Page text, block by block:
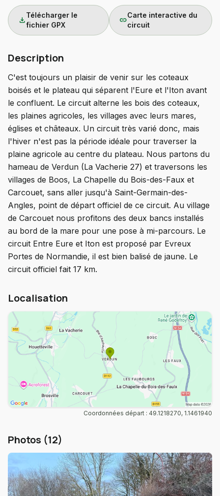
download
Télécharger le
fichier GPX
link
Carte interactive du
circuit
Description
C'est toujours un plaisir de venir sur les coteaux
boisés et le plateau qui séparent l'Eure et l'Iton avant
le confluent. Le circuit alterne les bois des coteaux,
les plaines agricoles, les villages avec leurs mares,
églises et châteaux. Un circuit très varié donc, mais
l'hiver n'est pas la période idéale pour traverser la
plaine agricole au centre du plateau. Nous partons du
hameau de Verdun (La Vacherie 27) et traversons les
villages de Boos, La Chapelle du Bois-des-Faux et
Carcouet, sans aller jusqu'à Saint-Germain-des-
Angles, point de départ officiel de ce circuit. Au village
de Carcouet nous profitons des deux bancs installés
au bord de la mare pour une pose à mi-parcours. Le
circuit Entre Eure et Iton est proposé par Evreux
Portes de Normandie, il est bien balisé de jaune. Le
circuit officiel fait 17 km.
Localisation
Coordonnées départ : 49.1218270, 1.1461940
Photos (12)